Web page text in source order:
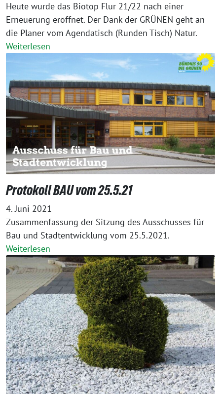
Heute wurde das Biotop Flur 21/22 nach einer
Erneuerung eröffnet. Der Dank der GRÜNEN geht an
die Planer vom Agendatisch (Runden Tisch) Natur.
Weiterlesen
Protokoll BAU vom 25.5.21
4. Juni 2021
Zusammenfassung der Sitzung des Ausschusses für
Bau und Stadtentwicklung vom 25.5.2021.
Weiterlesen